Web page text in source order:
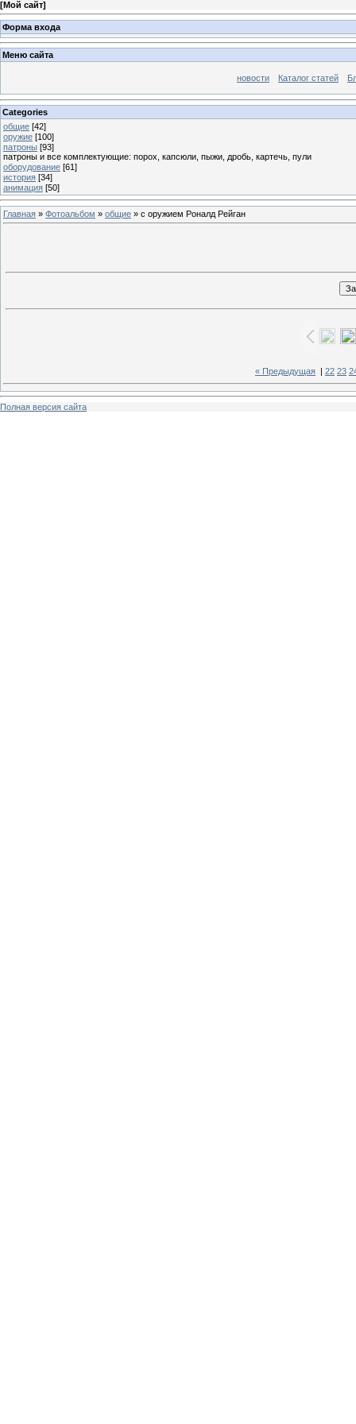
[Мой сайт]
Форма входа
Меню сайта
новости Каталог статей
Categories
общие [42]
оружие [100]
патроны [93]
патроны и все комплектующие: порох, капсюли, пыжи, дробь, картечь, пули
оборудование [61]
история [34]
анимация [50]
Главная » Фотоальбом » общие » с оружием Роналд Рейган
« Предыдущая 22 23
Полная версия сайта